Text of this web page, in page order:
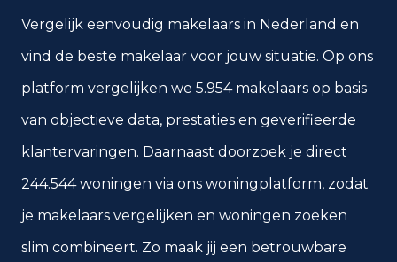
Vergelijk eenvoudig makelaars in Nederland en
vind de beste makelaar voor jouw situatie. Op ons
platform vergelijken we 5.954 makelaars op basis
van objectieve data, prestaties en geverifieerde
klantervaringen. Daarnaast doorzoek je direct
244.544 woningen via ons woningplatform, zodat
je makelaars vergelijken en woningen zoeken
slim combineert. Zo maak jij een betrouwbare